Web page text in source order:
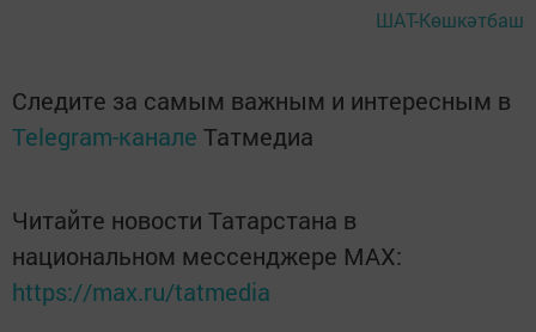
ШАТ-Көшкәтбаш
Следите за самым важным и интересным в
Telegram-канале Татмедиа
Читайте новости Татарстана в
национальном мессенджере MАХ:
https://max.ru/tatmedia